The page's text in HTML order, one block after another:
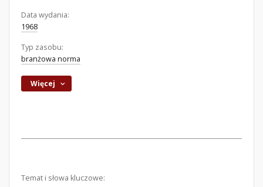
Data wydania:
1968
Typ zasobu:
branżowa norma
Więcej
Temat i słowa kluczowe: